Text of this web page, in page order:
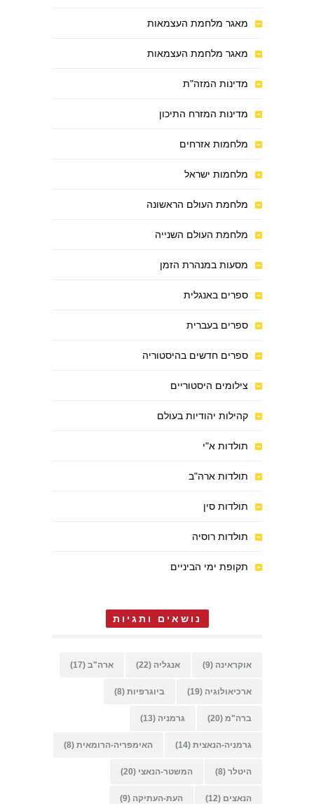
מאגר מלחמת העצמאות
מאגר מלחמת העצמאות
מדינות המזה"ת
מדינות המזרח התיכון
מלחמות אזרחים
מלחמות ישראל
מלחמת העולם הראשונה
מלחמת העולם השנייה
מסעות במנהרת הזמן
ספרים באנגלית
ספרים בעברית
ספרים חדשים בהיסטוריה
צילומים היסטוריים
קהילות יהודיות בעולם
תולדות א"י
תולדות ארה"ב
תולדות סין
תולדות רוסיה
תקופת ימי הביניים
נושאים ותגיות
אוקראינה (9) אנגליה (22) ארה"ב (17)
ארכיאולוגיה (19) ביוגרפיות (8)
ברה"מ (20) גרמניה (13)
גרמניה-הנאצית (14) האימפריה-הרומאית (8)
היטלר (8) המשטר-הנאצי (20)
הנאצים (12) העת-העתיקה (9)